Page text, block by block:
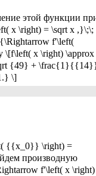
этой функции
x \right) = \sqrt x ,}\;\;
f'\left(
x \right) \approx
{49} +
\]
{{x_0}} \right) =
производную
f'\left( x